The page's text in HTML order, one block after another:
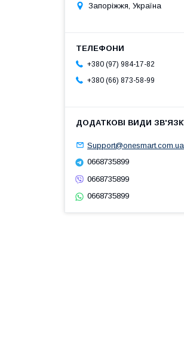
Запоріжжя, Україна
+380 (97) 984-17-82
+380 (66) 873-58-99
Support@onesmart.com.ua
0668735899
0668735899
0668735899